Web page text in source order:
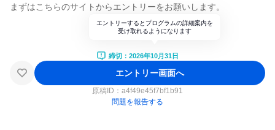
まずはこちらのサイトからエントリーをお願いします。
エントリーするとプログラムの詳細案内を
受け取れるようになります
締切：2026年10月31日
エントリー画面へ
原稿ID： a4f49e45f7bf1b91
問題を報告する